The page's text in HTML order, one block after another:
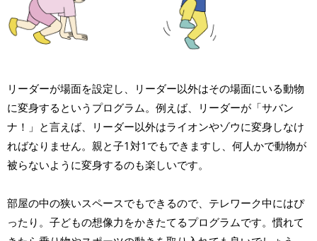
リーダーが場面を設定し、リーダー以外はその場面にいる動物
に変身するというプログラム。例えば、リーダーが「サバン
ナ！」と言えば、リーダー以外はライオンやゾウに変身しなけ
ればなりません。親と子1対1でもできますし、何人かで動物が
被らないように変身するのも楽しいです。
部屋の中の狭いスペースでもできるので、テレワーク中にはぴ
ったり。子どもの想像力をかきたてるプログラムです。慣れて